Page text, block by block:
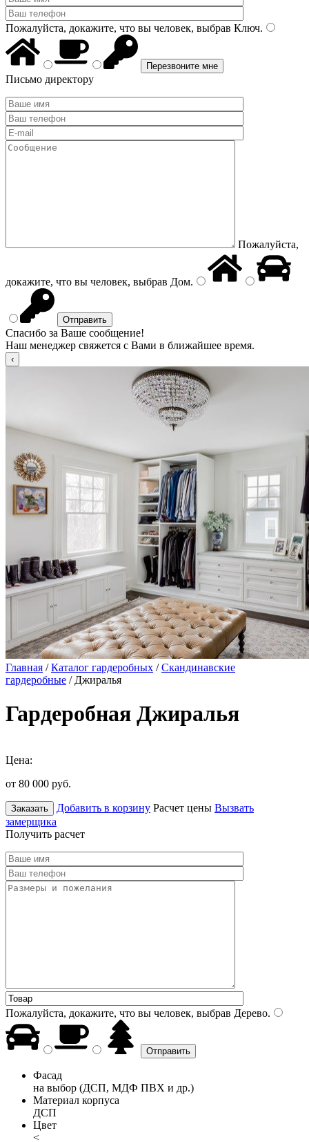
Пожалуйста, докажите, что вы человек, выбрав Ключ.
Письмо директору
Пожалуйста,
докажите, что вы человек, выбрав Дом.
Спасибо за Ваше сообщение!
Наш менеджер свяжется с Вами в ближайшее время.
Главная /Каталог гардеробных /Скандинавские
гардеробные / Джиралья
Гардеробная Джиралья
Цена:
от 80 000 руб.
Заказать Добавить в корзину Расчет цены Вызвать
замерщика
Получить расчет
Пожалуйста, докажите, что вы человек, выбрав Дерево.
Фасад
на выбор (ДСП, МДФ ПВХ и др.)
Материал корпуса
ДСП
Цвет
<